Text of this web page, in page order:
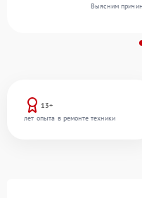
13+
лет опыта в ремонте техники
Выясним